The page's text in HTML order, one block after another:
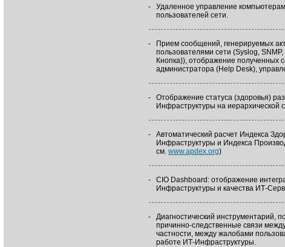
- Удаленное управление
пользователей сети.
-
Прием сообщений, генерируемых
пользователями сети (Syslog,
Кнопка)), отображение полученных
администратора (Help Desk),
- Отображение статуса (здоровья)
Инфраструктуры на иерархической
- Автоматический расчет Индекса
Инфраструктуры и Индекса
см. www.apdex.org)
- CIO Dashboard: отображение
Инфраструктуры и качества ИТ-
- Диагностический инструментарий,
причинно-следственные связи
частности, между жалобами
работе ИТ-Инфраструктуры.